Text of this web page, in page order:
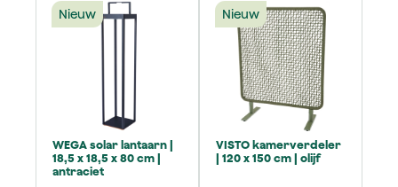
Nieuw
WEGA solar lantaarn |
18,5 x 18,5 x 80 cm |
antraciet
Nieuw
VISTO kamerverdeler
| 120 x 150 cm | olijf